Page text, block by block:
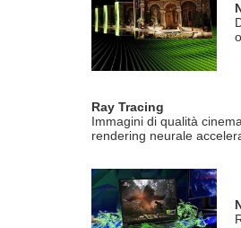
Ray Tracing
Immagini di qualità
rendering neurale